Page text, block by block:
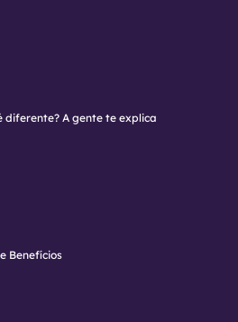
A gente te explica
Benefícios